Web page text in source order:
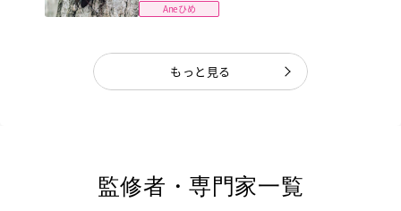
Aneひめ
もっと見る
監修者・専門家一覧